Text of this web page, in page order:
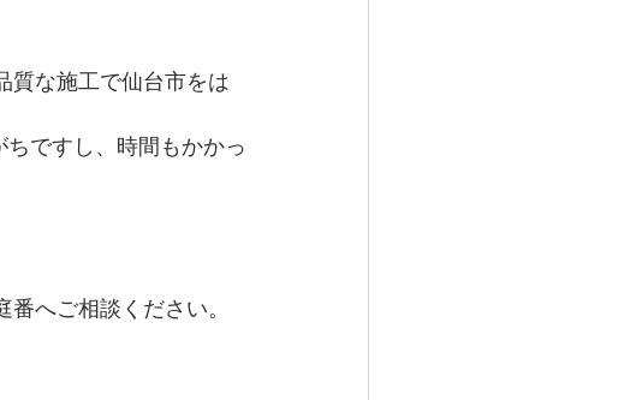
質な施工で仙台市をは
ですし、時間もかかっ
へご相談ください。